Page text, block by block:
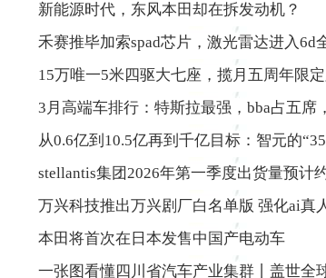
新能源时代，东风本田却在拆发动机？
禾赛推毕加索spad芯片，激光雷达进入6d
15万唯一5米四驱大七座，揽月五周年限
3月高端车排行：特斯拉最强，bba占五席
从0.6亿到10.5亿再到千亿目标：智元的
stellantis集团2026年第一季度出货量预计
万兴科技推出万兴剧厂白名单版 强化ai真
本田将首次在日本发售中国产电动车
一张图看懂四川省汽车产业集群丨盖世全